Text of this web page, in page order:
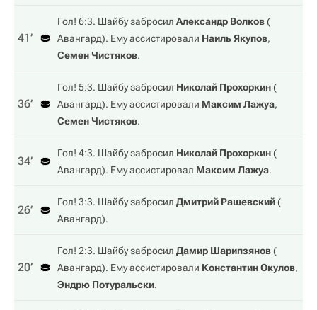
41‎’‎
Гол! 6:3. Шайбу забросил Александр Волков(
Авангард). Ему ассистировали Наиль Якупов,
Семен Чистяков.
36‎’‎
Гол! 5:3. Шайбу забросил Николай Прохоркин(
Авангард). Ему ассистировали Максим Лажуа,
Семен Чистяков.
34‎’‎
Гол! 4:3. Шайбу забросил Николай Прохоркин(
Авангард). Ему ассистировал Максим Лажуа.
26‎’‎
Гол! 3:3. Шайбу забросил Дмитрий Рашевский(
Авангард).
20‎’‎
Гол! 2:3. Шайбу забросил Дамир Шарипзянов(
Авангард). Ему ассистировали Константин Окулов,
Эндрю Потуральски.